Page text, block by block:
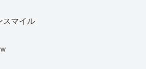
スマイル